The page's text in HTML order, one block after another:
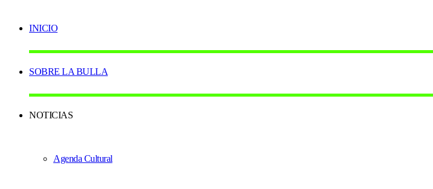
INICIO
SOBRE LA BULLA
NOTICIAS
Agenda Cultural